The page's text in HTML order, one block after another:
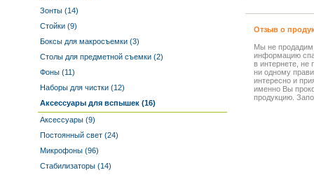
Зонты (14)
Стойки (9)
Боксы для макросъемки (3)
Столы для предметной съемки (2)
Фоны (11)
Наборы для чистки (12)
Аксессуары для вспышек (16)
Аксессуары (9)
Постоянный свет (24)
Микрофоны (96)
Стабилизаторы (14)
Отзыв о
Мы не
информацию
в интернете, не
ни одному
интересно и
именно Вы
продукцию.